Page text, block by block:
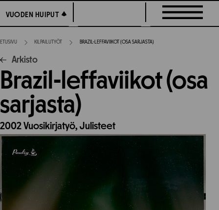
suoraan
sisältöön
VUODEN HUIPUT
VUODEN HUIPUT
ETUSIVU KILPAILUTYÖT BRAZIL-LEFFAVIIKOT (OSA SARJASTA)
Arkisto
Brazil-leffaviikot (osa
sarjasta)
2002Vuosikirjatyö, Julisteet